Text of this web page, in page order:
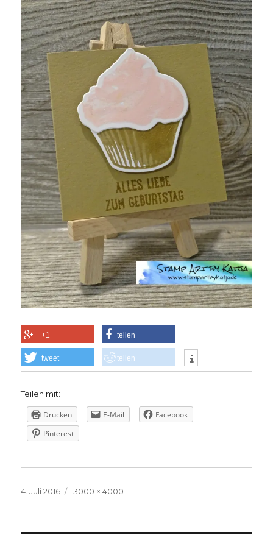
+1 teilen
tweet teilen
Teilen mit:
Drucken E-Mail
Facebook
Pinterest
Veröffentlicht
4. Juli 2016
Volle
3000 × 4000